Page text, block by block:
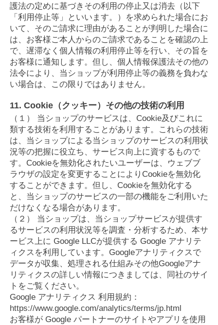
護法の定めに基づきその利用の停止又は消去（以下
「利用停止等」といいます。）を求められた場合にお
いて、そのご請求に理由があることが判明した場合に
は、お客様ご本人からのご請求であることを確認の上
で、遅滞なく個人情報の利用停止等を行い、その旨を
お客様に通知します。但し、個人情報保護法その他の
法令により、当ショップが利用停止等の義務を負わな
い場合は、この限りではありません。
11. Cookie（クッキー）その他の技術の利用
（１） 当ショップのサービスは、Cookie及びこれに
類する技術を利用することがあります。これらの技術
は、当ショップによる当ショップのサービスの利用状
況等の把握に役立ち、サービス向上に資するもので
す。Cookieを無効化されたいユーザーは、ウェブブ
ラウザの設定を変更することによりCookieを無効化
することができます。但し、Cookieを無効化する
と、当ショップのサービスの一部の機能をご利用いた
だけなくなる場合があります。
（２） 当ショップは、当ショップサービスが提供す
るサービスの利用状況等を調査・分析するため、本サ
ービス上に Google LLCが提供する Google アナリテ
ィクスを利用しています。Googleアナリティクスで
データが収集、処理される仕組みその他Googleアナ
リティクスの詳しい情報につきましては、同社のサイ
トをご覧ください。
Google アナリティクス 利用規約：
https://www.google.com/analytics/terms/jp.html
お客様が Google パートナーのサイトやアプリを使用